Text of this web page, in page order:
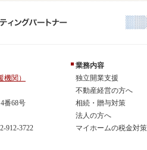
関）
番68号
912-3722
業務内容
独立開業支援
不動産経営の方へ
相続・贈与対策
法人の方へ
マイホームの税金対策